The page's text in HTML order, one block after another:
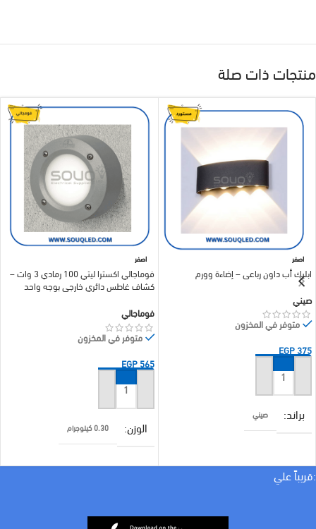
منتجات ذات صلة
اصفر
ابليك أب داون رباعي – إضاءة وورم
صيني
متوفر في المخزون
EGP375
إضافة إلى السلة
براند صيني
اصفر
فوماجالي اكسترا ليتي 100 رمادي 3 وات –
كشاف غاطس دائري خارجي بوجه واحد
فوماجالي
متوفر في المخزون
EGP565
إضافة إلى السلة
الوزن 0.30 كيلوجرام
الأبعاد 14 × 14 سنتيميتر :قريباً علي